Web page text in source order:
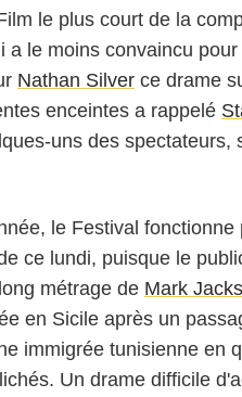
le plus court de la
a le moins convaincu
Nathan Silver ce drame
enceintes a rappelé
uns des spectateurs,
le Festival fonctionne
ce lundi, puisque le
métrage de Mark
en Sicile après un
immigrée tunisienne en
Un drame difficile
Borde / Bestimage